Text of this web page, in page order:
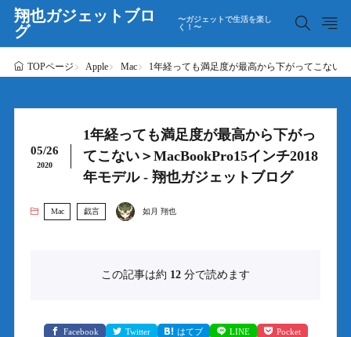
翔也ガジェットブロ
グ
〜ガジェットで生活を楽し
く！〜
TOPページ Apple Mac 1年経っても満足度が最高から下がってこない
05/26
2020
1年経っても満足度が最高から下がっ
てこない＞MacBookPro15インチ2018
年モデル - 翔也ガジェットブログ
Mac 戯言 如月 翔也
この記事は約 12 分で読めます
Facebook Twitter はてブ LINE Pocket